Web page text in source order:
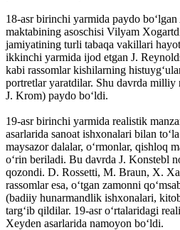
18-asr birinchi yarmida paydo
maktabining asoschisi Vilyam
jamiyatining turli tabaqa vakillari
ikkinchi yarmida ijod etgan J.
kabi rassomlar kishilarning
portretlar yaratdilar. Shu davrda milliy
J. Krom) paydo boʻldi.
19-asr birinchi yarmida realistik
asarlarida sanoat ishxonalari bilan
maysazor dalalar, oʻrmonlar, qishloq
oʻrin beriladi. Bu davrda J. Konstebl
qozondi. D. Rossetti, M. Braun, X.
rassomlar esa, oʻtgan zamonni
(badiiy hunarmandlik ishxonalari,
targʻib qildilar. 19-asr oʻrtalaridagi
Xeyden asarlarida namoyon boʻldi.